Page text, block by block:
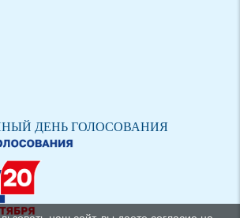
ДЕНЬ ГОЛОСОВАНИЯ